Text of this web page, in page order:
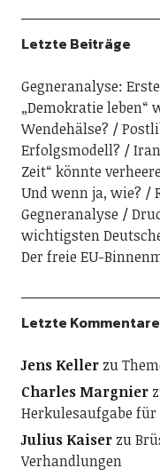
Letzte Beiträge
Gegneranalyse:
„Demokratie leben“
Wendehälse?
Erfolgsmodell?
Zeit“ könnte
Und wenn ja, wie?
Gegneranalyse
wichtigsten
Der freie EU-
Letzte Kommentare
Jens Kellerzu
Charles Margnier
Herkulesaufgabe für
Julius Kaiserzu
Verhandlungen